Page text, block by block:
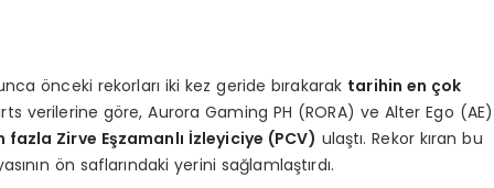
önceki rekorları iki kez geride bırakarak tarihin en çok
verilerine göre, Aurora Gaming PH (RORA) ve Alter Ego (AE)
Zirve Eşzamanlı İzleyiciye (PCV) ulaştı. Rekor kıran bu
ön saflarındaki yerini sağlamlaştırdı.